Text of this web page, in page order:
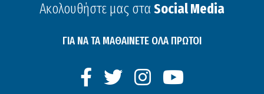
Ακολουθήστε μας στα Social Media
ΓΙΑ ΝΑ ΤΑ ΜΑΘΑΙΝΕΤΕ ΟΛΑ ΠΡΩΤΟΙ